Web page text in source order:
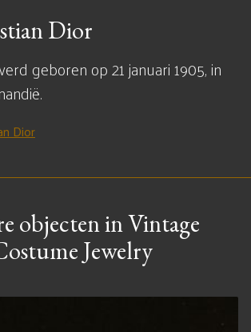
Dior
geboren op 21 januari 1905, in
Dior
objecten in Vintage
Jewelry